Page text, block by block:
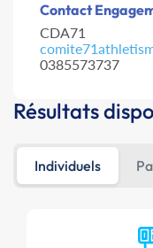
Contact
CDA71
0385573737
Résultats
Individuels